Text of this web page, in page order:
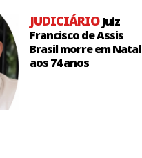
JUDICIÁRIOJuiz
Francisco de Assis
Brasil morre em Natal
aos 74 anos